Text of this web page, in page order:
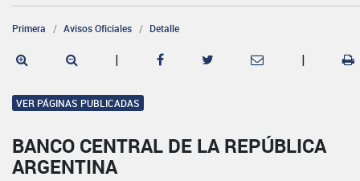
Primera Avisos Oficiales Detalle
VER PÁGINAS PUBLICADAS
BANCO CENTRAL DE LA REPÚBLICA
ARGENTINA